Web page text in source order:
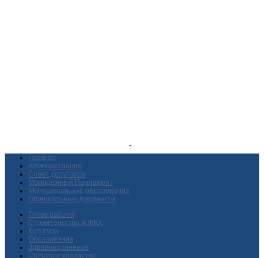
Главная
Администрация
Совет депутатов
Молодежный Парламент
Муниципальные образования
Официальные документы
Глава района
Строительство и ЖКХ
Культура
Образование
Здравоохранение
Сельское хозяйство